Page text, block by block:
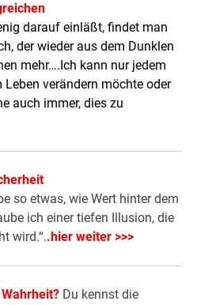
darauf einläßt, findet man
der wieder aus dem Dunklen
mehr….Ich kann nur jedem
Leben verändern möchte oder
auch immer, dies zu
so etwas, wie Wert hinter dem
ich einer tiefen Illusion, die
wird.“..hier weiter >>>
Du kennst die